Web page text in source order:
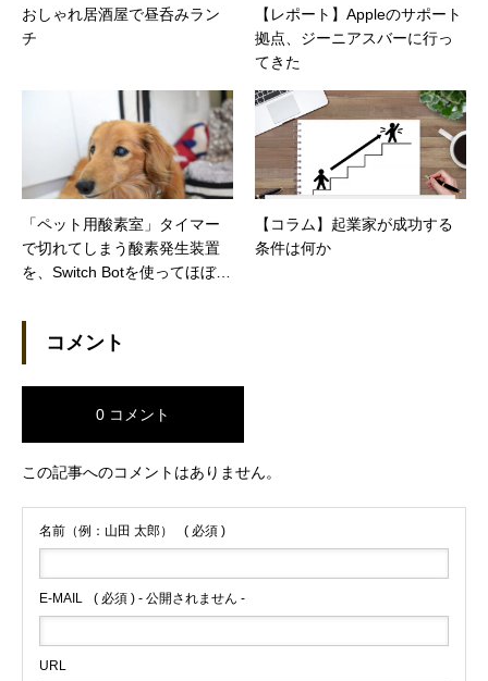
おしゃれ居酒屋で昼呑みラン
チ
【レポート】Appleのサポート
拠点、ジーニアスバーに行っ
てきた
「ペット用酸素室」タイマー
で切れてしまう酸素発生装置
を、Switch Botを使ってほぼ稼
【コラム】起業家が成功する
条件は何か
コメント
0 コメント
この記事へのコメントはありません。
名前（例：山田 太郎） ( 必須 )
E-MAIL ( 必須 ) - 公開されません -
URL